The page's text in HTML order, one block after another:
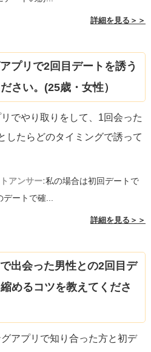
詳細を見る＞＞
プリで2回目デートを誘う
さい。(25歳・女性）
でやり取りをして、1回会った
したらどのタイミングで誘って
アンサー:私の場合は初回デートで
デートで確...
詳細を見る＞＞
出会った男性との2回目デ
めるコツを教えてくださ
アプリで知り合った方と初デ